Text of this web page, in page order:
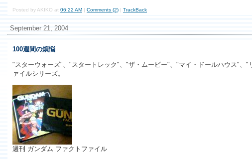
Posted by AKIKO at 06:22 AM | Comments (2) | TrackBack
September 21, 2004
100週間の煩悩
"スターウォーズ"、"スタートレック"、"ザ・ムービー"、"マイ・ドールハウス"
ァイルシリーズ。
週刊 ガンダム ファクトファイル